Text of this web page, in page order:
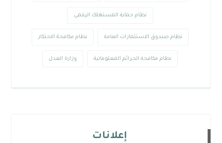
نظام حماية المستهلك الرقمي
نظام صندوق الاستثمارات العامة نظام مكافحة الاحتكار
نظام مكافحة الجرائم المعلوماتية وزارة العدل
إعلانات